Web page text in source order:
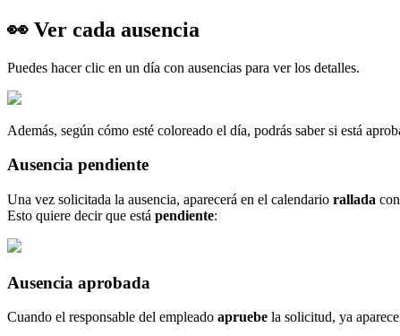
 Ver cada ausencia
Puedes hacer clic en un día con ausencias para ver los detalles.
Además, según cómo esté coloreado el día, podrás saber si está
Ausencia pendiente
Una vez solicitada la ausencia, aparecerá en el calendario rallada con
Esto quiere decir que está pendiente:
Ausencia aprobada
Cuando el responsable del empleado apruebe la solicitud, ya